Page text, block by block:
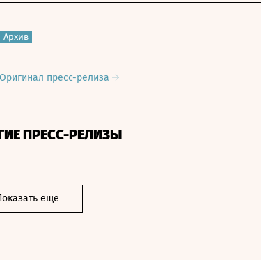
Архив
Оригинал пресс-релиза
ПРЕСС-РЕЛИЗЫ
еще